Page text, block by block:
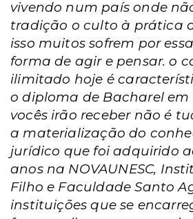
vivendo num país onde
tradição o culto à prática
isso muitos sofrem por
forma de agir e pensar. o
ilimitado hoje é
o diploma de Bacharel em
vocês irão receber não é
a materialização do
jurídico que foi adquirido
anos na NOVAUNESC,
Filho e Faculdade Santo
instituições que se